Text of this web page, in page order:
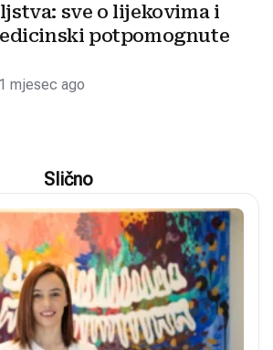
sve o lijekovima i
potpomognute
1 mjesec ago
Slično